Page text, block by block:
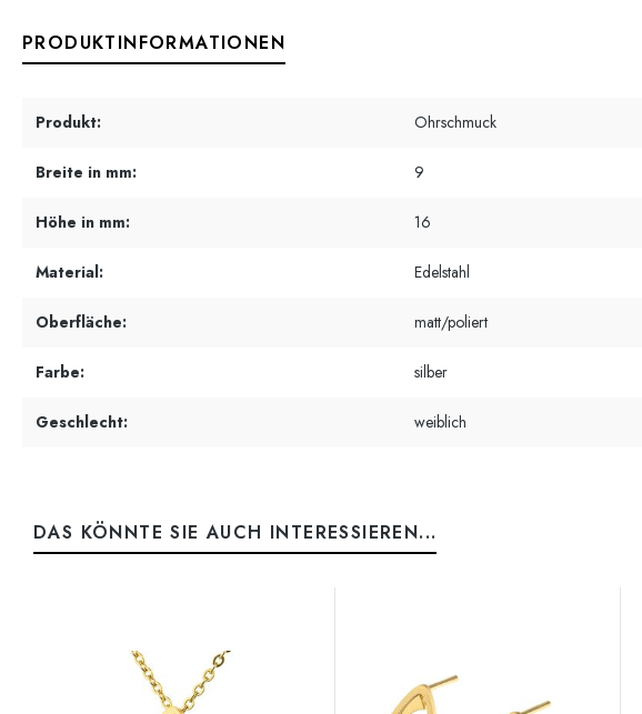
PRODUKTINFORMATIONEN
Produkt: Ohrschmuck
Breite in mm: 9
Höhe in mm: 16
Material: Edelstahl
Oberfläche: matt/poliert
Farbe: silber
Geschlecht: weiblich
DAS KÖNNTE SIE AUCH INTERESSIEREN...